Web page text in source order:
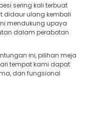
sering kali terbuat
didaur ulang kembali
mendukung upaya
dalam perabotan
ini, pilihan meja
tempat kami dapat
dan fungsional